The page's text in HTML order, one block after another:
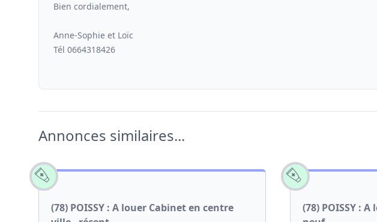
Bien cordialement,
Anne-Sophie et Loïc
Tél 0664318426
Annonces similaires...
(78) POISSY : A louer Cabinet en centre
(78) POISSY :